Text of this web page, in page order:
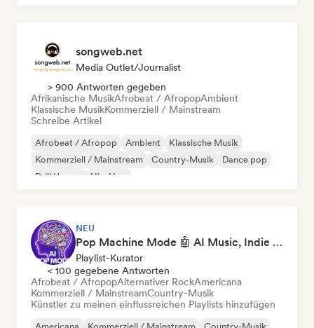
songweb.net
Media Outlet/Journalist
> 900 Antworten gegeben
Afrikanische MusikAfrobeat / AfropopAmbient
Klassische MusikKommerziell / Mainstream
Schreibe Artikel
Afrobeat / Afropop Ambient
Klassische Musik
Kommerziell / Mainstream
Country-Musik
Dance pop
Drill/Jersey
Hip-Hop
NEU
Pop Machine Mode 🤖 AI Music, Indie Pop & Dream Pop
Playlist-Kurator
< 100 gegebene Antworten
Afrobeat / AfropopAlternativer RockAmericana
Kommerziell / MainstreamCountry-Musik
Künstler zu meinen einflussreichen Playlists hinzufügen